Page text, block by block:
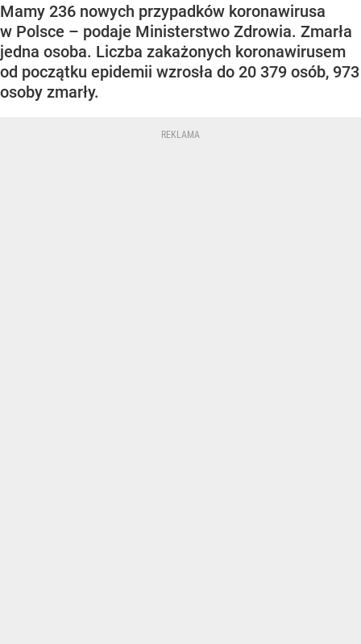
Mamy 236 nowych przypadków koronawirusa
w Polsce – podaje Ministerstwo Zdrowia. Zmarła
jedna osoba. Liczba zakażonych koronawirusem
od początku epidemii wzrosła do 20 379 osób, 973
osoby zmarły.